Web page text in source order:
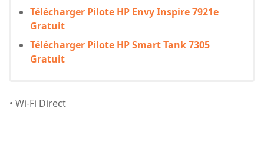
Télécharger Pilote HP Envy Inspire 7921e
Gratuit
Télécharger Pilote HP Smart Tank 7305
Gratuit
• Wi-Fi Direct